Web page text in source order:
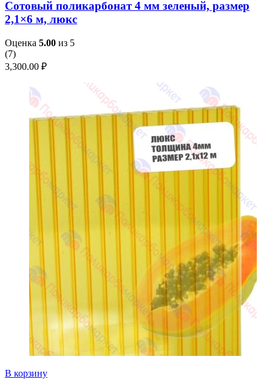
Сотовый поликарбонат 4 мм зеленый, размер
2,1×6 м, люкс
Оценка 5.00 из 5
(7)
3,300.00 ₽
В корзину